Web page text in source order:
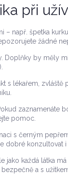
při
– např. špetka
žádné
Doplňky by měly
s lékařem,
zaznamenáte
pomoc.
s černým
dobré konzultovat i
jako každá látka
a s